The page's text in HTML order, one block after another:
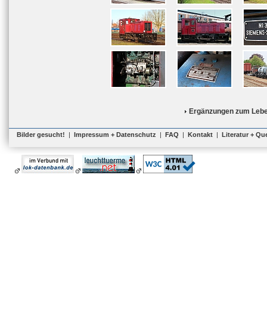
Ergänzungen zum
Bilder gesucht! | Impressum + Datenschutz | FAQ | Kontakt | Literatur +